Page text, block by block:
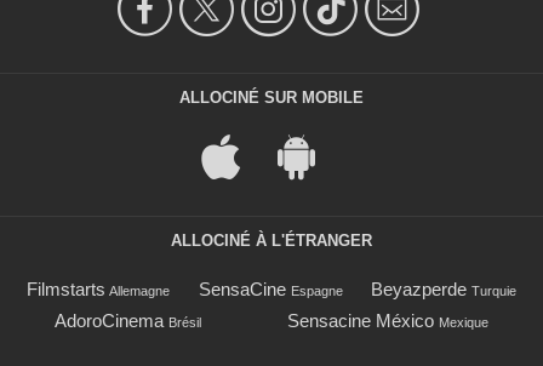
ALLOCINÉ SUR MOBILE
ALLOCINÉ À L'ÉTRANGER
Filmstarts Allemagne SensaCine Espagne Beyazperde Turquie
AdoroCinema Brésil Sensacine México Mexique